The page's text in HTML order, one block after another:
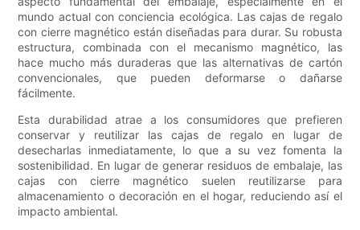
mundo actual con conciencia ecológica. Las cajas de regalo
con cierre magnético están diseñadas para durar. Su robusta
estructura, combinada con el mecanismo magnético, las
hace mucho más duraderas que las alternativas de cartón
convencionales, que pueden deformarse o dañarse
fácilmente.
Esta durabilidad atrae a los consumidores que prefieren
conservar y reutilizar las cajas de regalo en lugar de
desecharlas inmediatamente, lo que a su vez fomenta la
sostenibilidad. En lugar de generar residuos de embalaje, las
cajas con cierre magnético suelen reutilizarse para
almacenamiento o decoración en el hogar, reduciendo así el
impacto ambiental.